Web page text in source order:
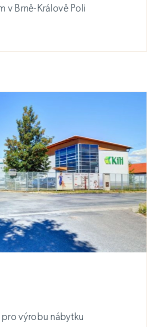
v Brně-Králově Poli
výrobu nábytku